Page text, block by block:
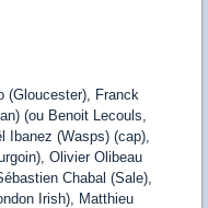
(Gloucester), Franck
(ou Benoit Lecouls,
Ibanez (Wasps) (cap),
Olivier Olibeau
Chabal (Sale),
Irish), Matthieu